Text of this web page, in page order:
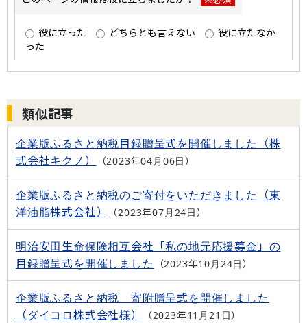
類似記事
企業版ふるさと納税目録贈呈式を開催しました（株
式会社キクノ）
2023年04月06日
企業版ふるさと納税のご寄付をいただきました（東
洋油脂株式会社）
2023年07月24日
明治安田生命保険相互会社「私の地元応援募金」の
目録贈呈式を開催しました
2023年10月24日
企業版ふるさと納税 寄附贈呈式を開催しました
（ダイコロ株式会社様）
2023年11月21日